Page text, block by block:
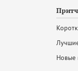
Новые